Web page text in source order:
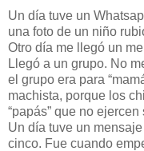
Un día tuve un
una foto de un niño
Otro día me llegó un
Llegó a un grupo. No
el grupo era para
machista, porque los
“papás” que no
Un día tuve un
cinco. Fue cuando